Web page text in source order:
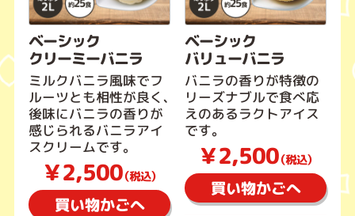
ベーシック
クリーミーバニラ
ミルクバニラ風味でフ
ルーツとも相性が良く、
後味にバニラの香りが
感じられるバニラアイ
スクリームです。
￥2,500（税込）
買い物かごへ
ベーシック
バリューバニラ
バニラの香りが特徴の
リーズナブルで食べ応
えのあるラクトアイス
です。
￥2,500（税込）
買い物かごへ